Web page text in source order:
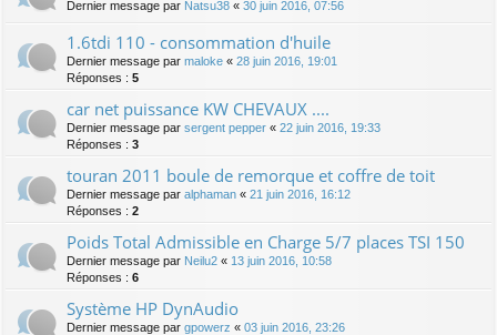
Dernier message par Natsu38 « 30 juin 2016, 07:56
1.6tdi 110 - consommation d'huile
Dernier message par maloke « 28 juin 2016, 19:01
Réponses : 5
car net puissance KW CHEVAUX ....
Dernier message par sergent pepper « 22 juin 2016, 19:33
Réponses : 3
touran 2011 boule de remorque et coffre de toit
Dernier message par alphaman « 21 juin 2016, 16:12
Réponses : 2
Poids Total Admissible en Charge 5/7 places TSI 150
Dernier message par Neilu2 « 13 juin 2016, 10:58
Réponses : 6
Système HP DynAudio
Dernier message par gpowerz « 03 juin 2016, 23:26